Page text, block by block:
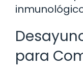
para